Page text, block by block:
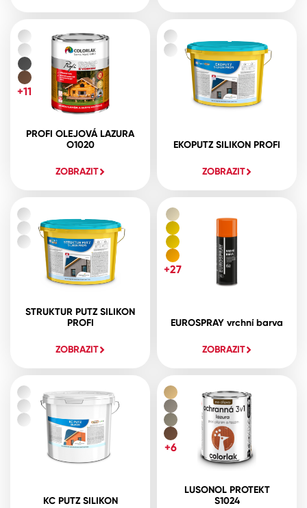
PROFI OLEJOVÁ LAZURA
O1020
ZOBRAZIT
+11
EKOPUTZ SILIKON PROFI
ZOBRAZIT
STRUKTUR PUTZ SILIKON
PROFI
ZOBRAZIT
EUROSPRAY vrchní barva
ZOBRAZIT
+27
KC PUTZ SILIKON
LUSONOL PROTEKT
S1024
+6